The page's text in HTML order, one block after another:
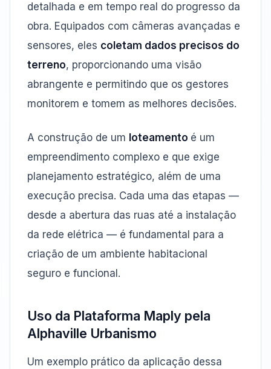
detalhada e em tempo real do progresso da
obra. Equipados com câmeras avançadas e
sensores, eles coletam dados precisos do
terreno, proporcionando uma visão
abrangente e permitindo que os gestores
monitorem e tomem as melhores decisões.
A construção de um loteamento é um
empreendimento complexo e que exige
planejamento estratégico, além de uma
execução precisa. Cada uma das etapas —
desde a abertura das ruas até a instalação
da rede elétrica — é fundamental para a
criação de um ambiente habitacional
seguro e funcional.
Uso da Plataforma Maply pela
Alphaville Urbanismo
Um exemplo prático da aplicação dessa